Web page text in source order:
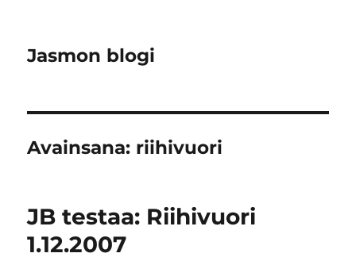
Jasmon blogi
Avainsana: riihivuori
JB testaa: Riihivuori
1.12.2007